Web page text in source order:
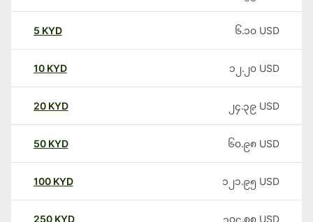
5 KYD ၆.၁၀ USD
10 KYD ၁၂.၂၀ USD
20 KYD ၂၄.၃၉ USD
50 KYD ၆၀.၉၈ USD
100 KYD ၁၂၁.၉၅ USD
250 KYD ၃၀၄.၈၈ USD